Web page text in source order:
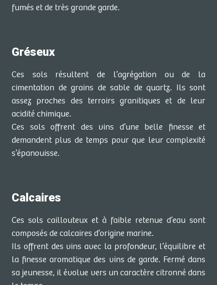
fumés et de très grande garde.
Gréseux
Ces sols résultent de l’agrégation ou de la
cimentation de grains de sable de quartz. Ils sont
assez proches des terroirs granitiques et de leur
acidité chimique.
Ces sols offrent des vins d’une belle finesse et
demandent plus de temps pour que leur complexité
s’épanouisse.
Calcaires
Ces sols caillouteux et à faible retenue d’eau sont
composés de calcaires d’origine marine.
Ils offrent des vins avec la profondeur, l’équilibre et
la finesse aromatique des vins de garde. Fermé dans
sa jeunesse, il évolue vers un caractère citronné dans